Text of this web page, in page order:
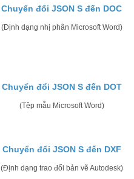
Chuyển đổi JSON S đến DOC
(Định dạng nhị phân Microsoft Word)
Chuyển đổi JSON S đến DOT
(Tệp mẫu Microsoft Word)
Chuyển đổi JSON S đến DXF
(Định dạng trao đổi bản vẽ Autodesk)